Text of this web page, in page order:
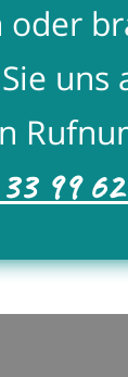
oder
99 62